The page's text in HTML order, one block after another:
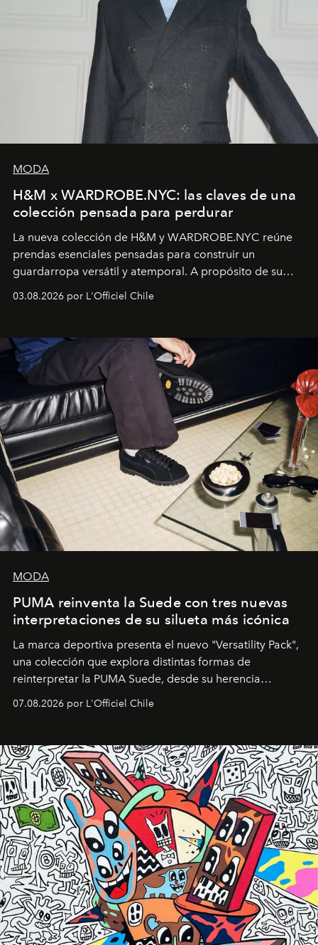
MODA
H&M x WARDROBE.NYC: las claves de una
colección pensada para perdurar
La nueva colección de H&M y WARDROBE.NYC reúne
prendas esenciales pensadas para construir un
guardarropa versátil y atemporal. A propósito de su
la asesora creativa y jefa de diseño global de la marca
y la filosofía detrás de la propuesta.
03.08.2026 por L'Officiel Chile
MODA
PUMA reinventa la Suede con tres nuevas
interpretaciones de su silueta más icónica
La marca deportiva presenta el nuevo "Versatility Pack",
una colección que explora distintas formas de
reinterpretar la PUMA Suede, desde su herencia
diseño y el universo outdoor.
07.08.2026 por L'Officiel Chile